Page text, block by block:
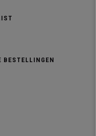
BESTELLINGEN